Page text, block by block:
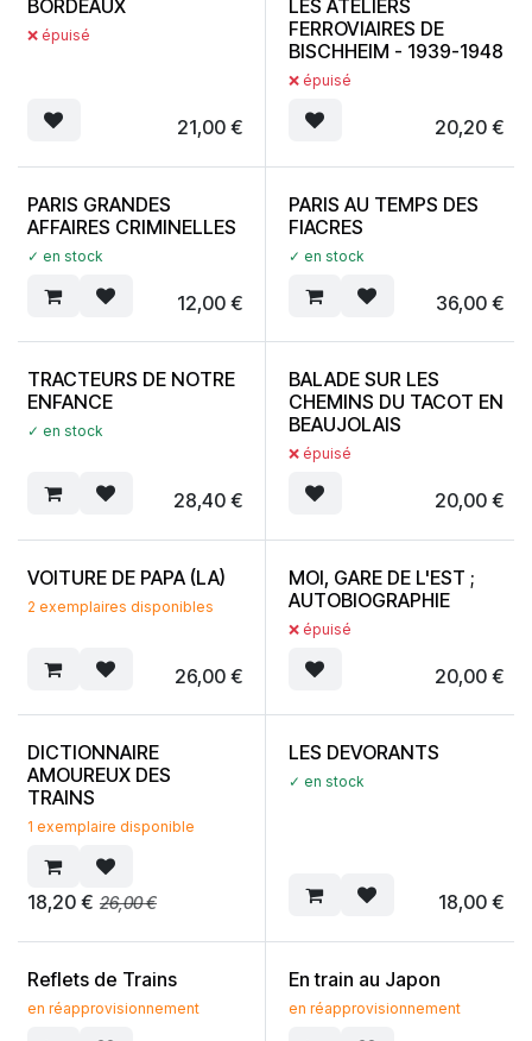
BORDEAUX
❌ épuisé
21,00€
LES ATELIERS
FERROVIAIRES DE
BISCHHEIM - 1939-1948
❌ épuisé
20,20€
PARIS GRANDES
AFFAIRES CRIMINELLES
✓ en stock
12,00€
PARIS AU TEMPS DES
FIACRES
✓ en stock
36,00€
TRACTEURS DE NOTRE
ENFANCE
✓ en stock
28,40€
BALADE SUR LES
CHEMINS DU TACOT EN
BEAUJOLAIS
❌ épuisé
20,00€
VOITURE DE PAPA (LA)
2 exemplaires disponibles
26,00€
MOI, GARE DE L'EST ;
AUTOBIOGRAPHIE
❌ épuisé
20,00€
DICTIONNAIRE
AMOUREUX DES
TRAINS
1 exemplaire disponible
18,20 € 26,00€
LES DEVORANTS
✓ en stock
18,00€
Reflets de Trains
en réapprovisionnement
En train au Japon
en réapprovisionnement